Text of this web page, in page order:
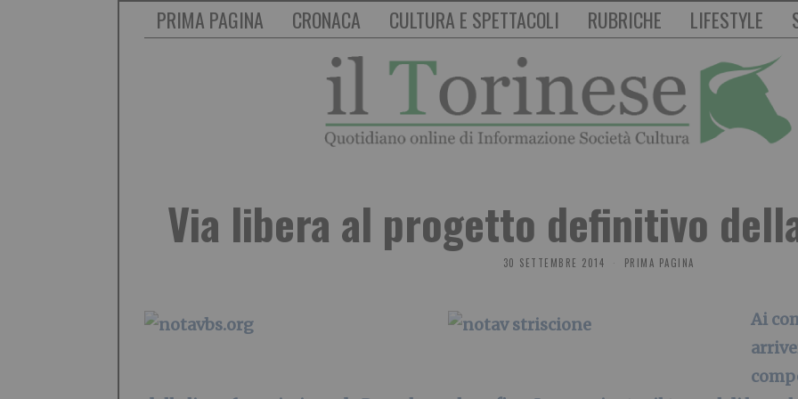
PRIMA PAGINA CRONACA CULTURA E SPETTACOLI RUBRICHE LIFESTYLE
Via libera al progetto definitivo
30 SETTEMBRE 2014 PRIMA PAGINA
Ai